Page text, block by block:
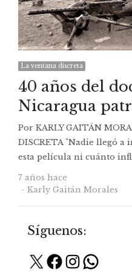
La ventana discreta
40 años del
Nicaragua
Por KARLY GAITÁN
DISCRETA "Nadie llegó a
esta película ni cuánto
7 años hace
Autor
Karly Gaitán Morales
Síguenos:
X Facebook
Instagram